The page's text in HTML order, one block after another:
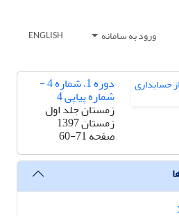
ورود به سامانه ENGLISH
دوره 1، شماره 4 -
شماره پیاپی 4
زمستان جلد اول
زمستان 1397
صفحه60-71